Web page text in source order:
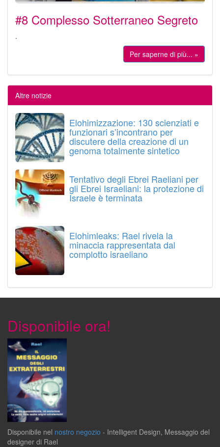
#8 Complesso Sotterraneo Segreto
.
Per saperne di più... »
Altre notizie
Elohimizzazione: 130 scienziati e
funzionari s’incontrano per
discutere della creazione di un
genoma totalmente sintetico
Tentativo degli Ebrei Raeliani per
gli Ebrei Israeliani: la protezione di
Israele è terminata
Elohimleaks: Rael rivela la
minaccia rappresentata dal
complotto israeliano
Disponibile ora!
Disponibile nel nostro negozio - Intelligent Design, Messaggio del
designer di Rael